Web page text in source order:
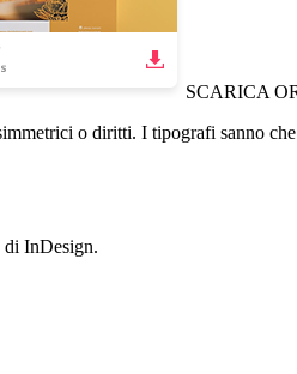
SCARICA
o diritti. I tipografi sanno
di InDesign.